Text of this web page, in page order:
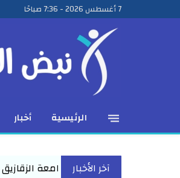
7 أغسطس 2026 - 7:36 صباحًا
الرئيسية أخبار
آخر الأخبار
الزقازيق مناقشة رسالة ماجستير